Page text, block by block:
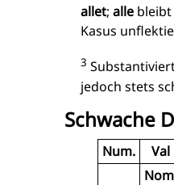
allet; alle
Kasus
3
jedoch stets
Schwache
Num. Val